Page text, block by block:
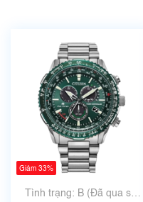
Giảm 33%
Tình trạng: B (Đã qua sử